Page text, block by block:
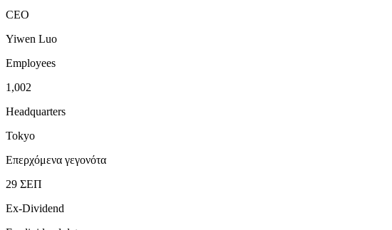
CEO
Yiwen Luo
Employees
1,002
Headquarters
Tokyo
Επερχόμενα γεγονότα
29 ΣΕΠ
Ex-Dividend